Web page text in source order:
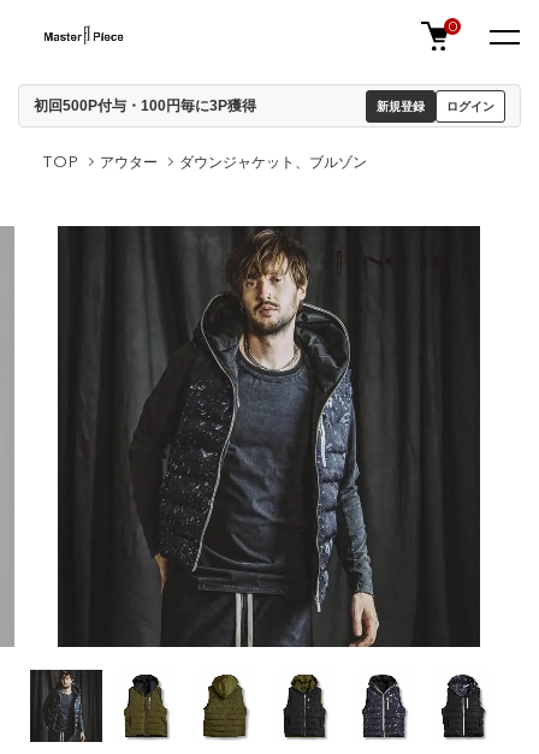
初回500P付与・100円毎に3P獲得 新規登録 ログイン
0
TOP アウター ダウンジャケット、ブルゾン